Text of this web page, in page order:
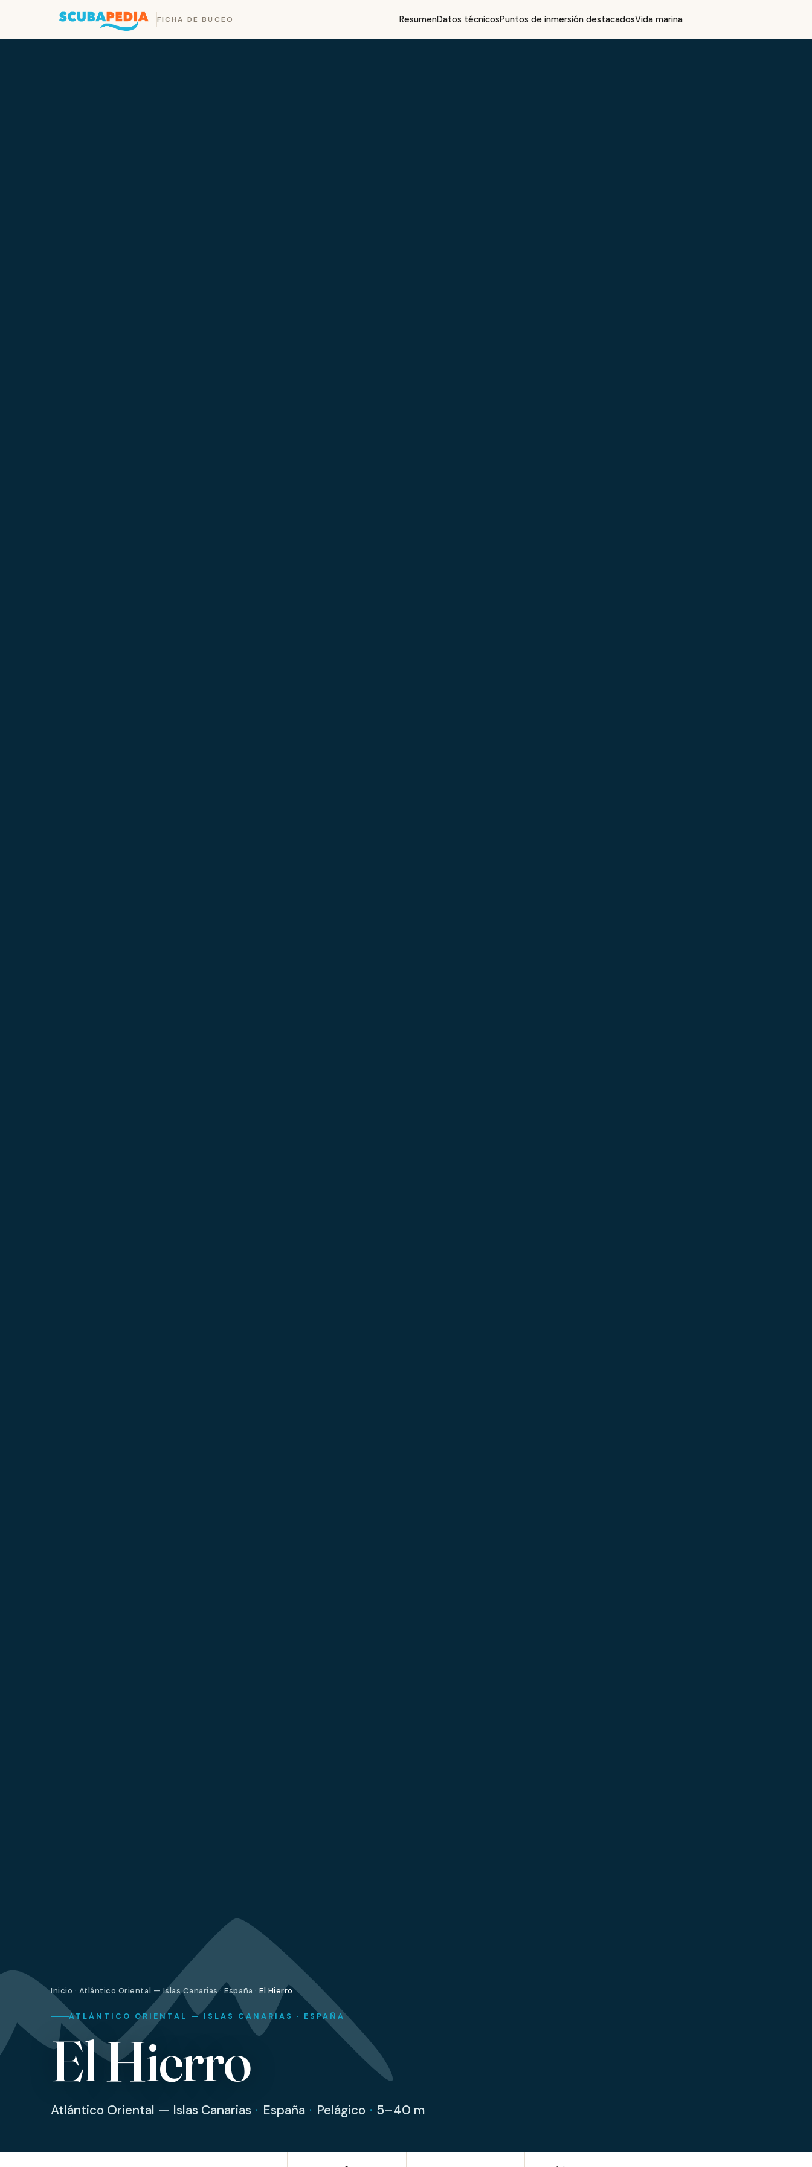
FICHA DE BUCEO ResumenDatos técnicosPuntos de inmersión destacadosVida marina
Inicio · Atlántico Oriental — Islas Canarias·España ·El Hierro
ATLÁNTICO ORIENTAL — ISLAS CANARIAS · ESPAÑA
El Hierro
Atlántico Oriental — Islas Canarias · España · Pelágico · 5–40 m